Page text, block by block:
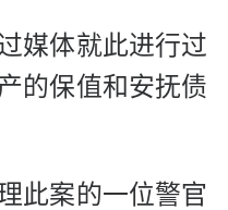
媒体就此进行过
的保值和安抚债
此案的一位警官